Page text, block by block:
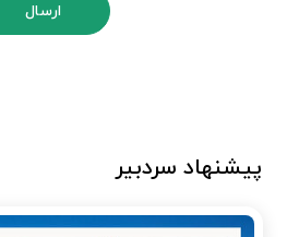
ارسال
پیشنهاد سردبیر